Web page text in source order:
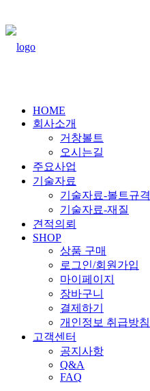
HOME
회사소개
거창볼트
오시는길
주요사업
기술자료
기술자료-볼트규격
기술자료-재질
견적의뢰
SHOP
상품 구매
로그인/회원가입
마이페이지
장바구니
결제하기
개인정보 취급방침
고객센터
공지사항
Q&A
FAQ